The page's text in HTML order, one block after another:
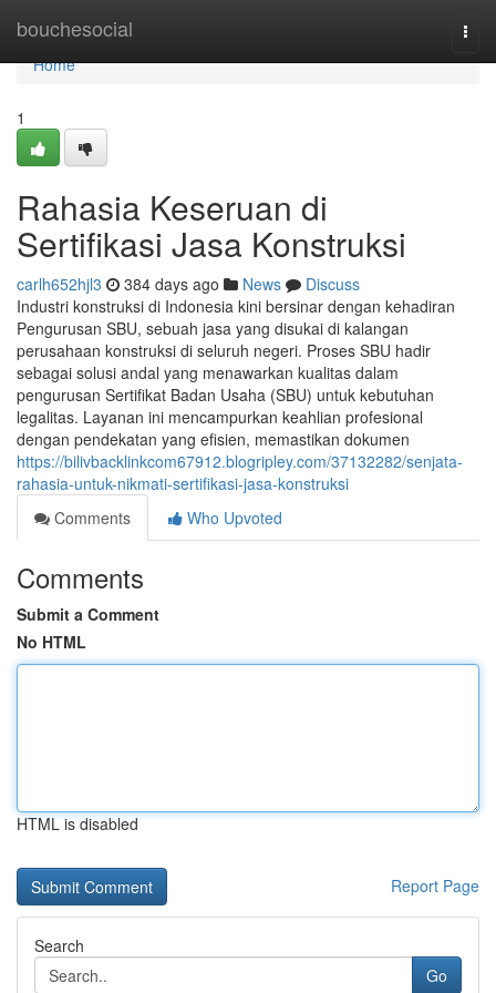
bouchesocial
Home
Home
1
Rahasia Keseruan di
Sertifikasi Jasa Konstruksi
carlh652hjl3 384 days ago News
Discuss
Industri konstruksi di Indonesia kini bersinar dengan kehadiran
Pengurusan SBU, sebuah jasa yang disukai di kalangan
perusahaan konstruksi di seluruh negeri. Proses SBU hadir
sebagai solusi andal yang menawarkan kualitas dalam
pengurusan Sertifikat Badan Usaha (SBU) untuk kebutuhan
legalitas. Layanan ini mencampurkan keahlian profesional
dengan pendekatan yang efisien, memastikan dokumen
https://bilivbacklinkcom67912.blogripley.com/37132282/senjata-
rahasia-untuk-nikmati-sertifikasi-jasa-konstruksi
Comments
Who Upvoted
Comments
Submit a Comment
No HTML
HTML is disabled
Report Page
Search
Go